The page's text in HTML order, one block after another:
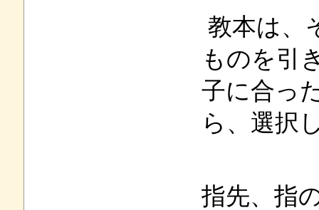
教本は、
ものを引
子に合っ
ら、選択
指先、指